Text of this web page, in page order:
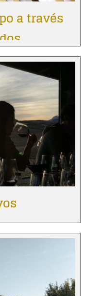
a través